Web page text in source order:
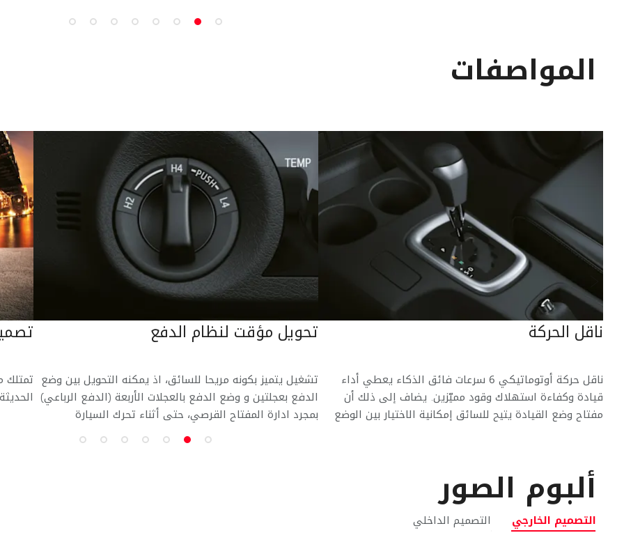
المواصفات
التالي
ناقل الحركة
ناقل حركة أوتوماتيكي 6 سرعات فائق الذكاء يعطي أداء
قيادة وكفاءة استهلاك وقود مميّزين. يضاف إلى ذلك أن
مفتاح وضع القيادة يتيح للسائق إمكانية الاختيار بين الوضع
تحويل مؤقت لنظام الدفع
تشغيل يتميز بكونه مريحا للسائق، اذ يمكنه التحويل بين وضع
الدفع بعجلتين و وضع الدفع بالعجلات الأربعة (الدفع الرباعي)
بمجرد ادارة المفتاح القرصي، حتى أثناء تحرك السيارة
تمتلك
ألبوم الصور
التصميم الخارجي التصميم الداخلي